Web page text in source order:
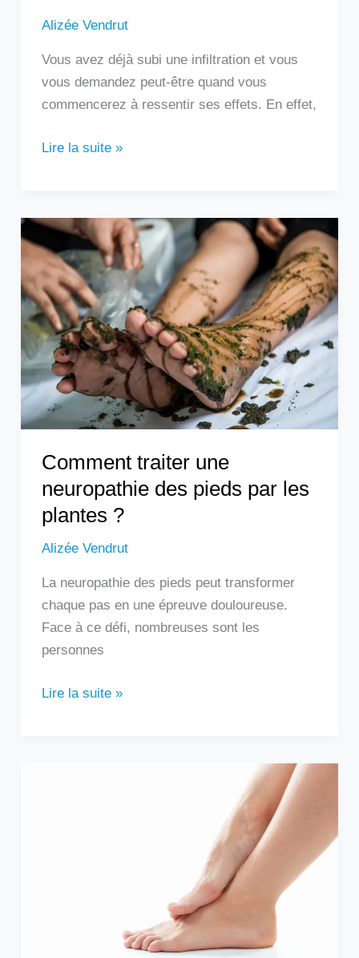
Alizée Vendrut
Vous avez déjà subi une infiltration et vous
vous demandez peut-être quand vous
commencerez à ressentir ses effets. En effet,
Lire la suite »
Comment traiter une
neuropathie des pieds par les
plantes ?
Alizée Vendrut
La neuropathie des pieds peut transformer
chaque pas en une épreuve douloureuse.
Face à ce défi, nombreuses sont les
personnes
Comment
traiter
une
neuropathie
des
pieds
par
les
plantes
?
Lire la suite »